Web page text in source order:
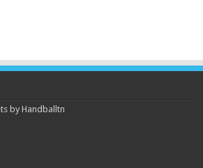
by Handballtn